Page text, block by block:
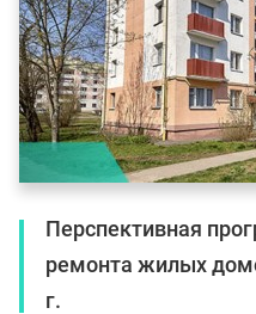
Перспективная
ремонта жилых
г.